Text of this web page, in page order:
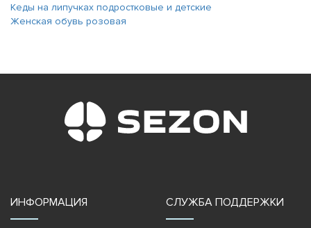
Кеды на липучках подростковые и детские
Женская обувь розовая
ИНФОРМАЦИЯ СЛУЖБА ПОДДЕРЖКИ